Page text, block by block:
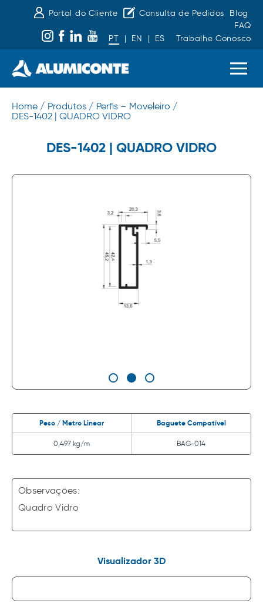
Portal do Cliente Consulta de Pedidos
Blog
FAQ
PT
| EN | ES Trabalhe Conosco
Home / Produtos / Perfis – Moveleiro /
DES-1402 | QUADRO VIDRO
DES-1402 | QUADRO VIDRO
Peso / Metro Linear Baguete Compatível
0,497 kg/m BAG-014
Observações:
Quadro Vidro
Visualizador 3D